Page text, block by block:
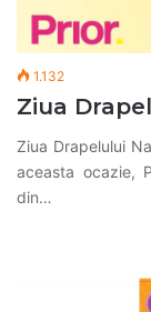
1.132
Ziua
Ziua Drapelului
aceasta ocazie,
din…